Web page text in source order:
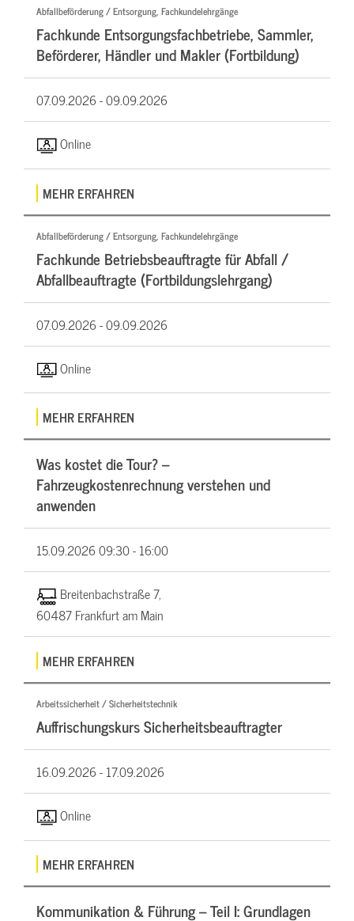
Abfallbeförderung / Entsorgung, Fachkundelehrgänge
Fachkunde Entsorgungsfachbetriebe, Sammler,
Beförderer, Händler und Makler (Fortbildung)
07.09.2026 -09.09.2026
Online
MEHR ERFAHREN
Abfallbeförderung / Entsorgung, Fachkundelehrgänge
Fachkunde Betriebsbeauftragte für Abfall /
Abfallbeauftragte (Fortbildungslehrgang)
07.09.2026 -09.09.2026
Online
MEHR ERFAHREN
Was kostet die Tour? –
Fahrzeugkostenrechnung verstehen und
anwenden
15.09.202609:30 - 16:00
Breitenbachstraße 7,
60487 Frankfurt am Main
MEHR ERFAHREN
Arbeitssicherheit / Sicherheitstechnik
Auffrischungskurs Sicherheitsbeauftragter
16.09.2026 -17.09.2026
Online
MEHR ERFAHREN
Kommunikation & Führung – Teil I: Grundlagen